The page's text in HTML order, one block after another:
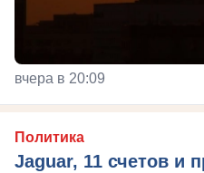
вчера в 20:09
Политика
Jaguar, 11 счетов и